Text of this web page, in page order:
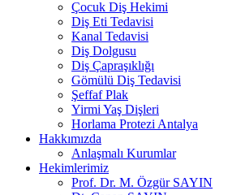
Çocuk Diş Hekimi
Diş Eti Tedavisi
Kanal Tedavisi
Diş Dolgusu
Diş Çapraşıklığı
Gömülü Diş Tedavisi
Şeffaf Plak
Yirmi Yaş Dişleri
Horlama Protezi Antalya
Hakkımızda
Anlaşmalı Kurumlar
Hekimlerimiz
Prof. Dr. M. Özgür SAYIN